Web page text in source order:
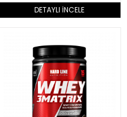
DETAYLI İNCELE